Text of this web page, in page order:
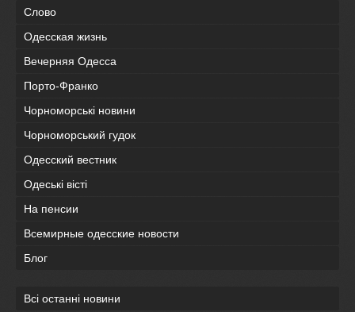
Слово
Одесская жизнь
Вечерняя Одесса
Порто-Франко
Чорноморські новини
Чорноморський гудок
Одесский вестник
Одеськi вiстi
На пенсии
Всемирные одесские новости
Блог
Всі останні новини